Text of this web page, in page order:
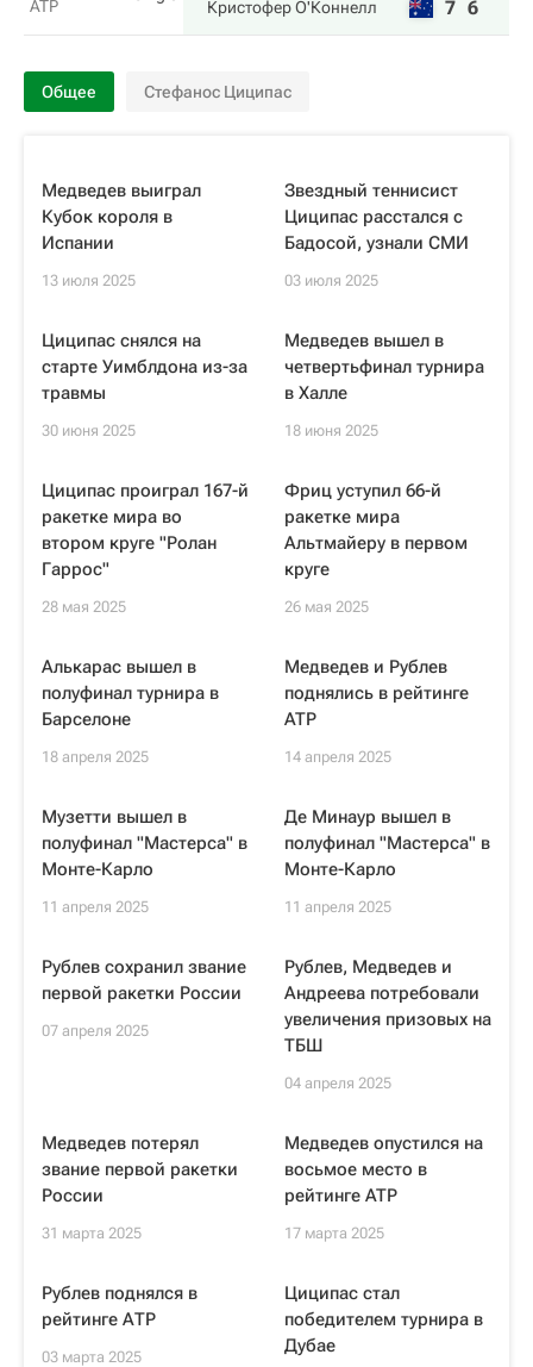
ATP Кристофер О'Коннелл 7 6
Общее Стефанос Циципас
Медведев выиграл
Кубок короля в
Испании
13 июля 2025
Звездный теннисист
Циципас расстался с
Бадосой, узнали СМИ
03 июля 2025
Циципас снялся на
старте Уимблдона из-за
травмы
30 июня 2025
Медведев вышел в
четвертьфинал турнира
в Халле
18 июня 2025
Циципас проиграл 167-й
ракетке мира во
втором круге "Ролан
Гаррос"
28 мая 2025
Фриц уступил 66-й
ракетке мира
Альтмайеру в первом
круге
26 мая 2025
Алькарас вышел в
полуфинал турнира в
Барселоне
18 апреля 2025
Медведев и Рублев
поднялись в рейтинге
ATP
14 апреля 2025
Музетти вышел в
полуфинал "Мастерса" в
Монте-Карло
11 апреля 2025
Де Минаур вышел в
полуфинал "Мастерса" в
Монте-Карло
11 апреля 2025
Рублев сохранил звание
первой ракетки России
07 апреля 2025
Рублев, Медведев и
Андреева потребовали
увеличения призовых на
ТБШ
04 апреля 2025
Медведев потерял
звание первой ракетки
России
31 марта 2025
Медведев опустился на
восьмое место в
рейтинге ATP
17 марта 2025
Рублев поднялся в
рейтинге АТР
03 марта 2025
Циципас стал
победителем турнира в
Дубае